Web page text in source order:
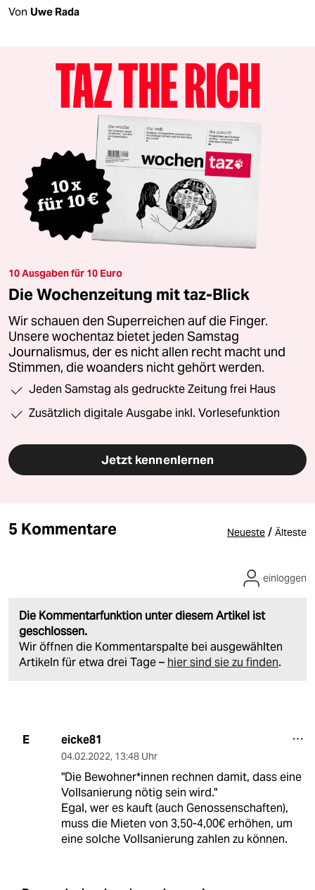
Von Uwe Rada
10 Ausgaben für 10 Euro
Die Wochenzeitung mit taz-Blick
Wir schauen den Superreichen auf die Finger.
Unsere wochentaz bietet jeden Samstag
Journalismus, der es nicht allen recht macht und
Stimmen, die woanders nicht gehört werden.
Jeden Samstag als gedruckte Zeitung frei Haus
Zusätzlich digitale Ausgabe inkl. Vorlesefunktion
Jetzt kennenlernen
5 Kommentare Neueste / Älteste
Die Kommentarfunktion unter diesem Artikel ist
geschlossen.
Wir öffnen die Kommentarspalte bei ausgewählten
Artikeln für etwa drei Tage – hier sind sie zu finden.
einloggen
E eicke81
04.02.2022, 13:48 Uhr
"Die Be­woh­ne­r*in­nen rechnen damit, dass eine
Vollsanierung nötig sein wird."
Egal, wer es kauft (auch Genossenschaften),
muss die Mieten von 3,50-4,00€ erhöhen, um
eine solche Vollsanierung zahlen zu können.